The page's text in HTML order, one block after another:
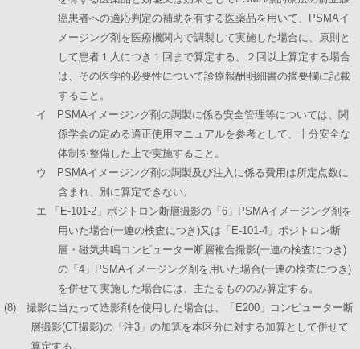
癌患者への適応判定の補助を有する医薬品を用いて、PSMAイ
メージング剤を医療機関内で調製して実施した場合に、原則と
して患者１人につき１回まで算定する。２回以上算定する場合
は、その医学的必要性について診療報酬明細書の摘要欄に記載
すること。
イ PSMAイメージング剤の調製に係る安全管理等については、関
係学会の定める適正使用マニュアルを参考として、十分安全な
体制を整備した上で実施すること。
ウ PSMAイメージング剤の調製及び注入に係る費用は所定点数に
含まれ、別に算定できない。
エ 「E-101-2」ポジトロン断層撮影の「6」PSMAイメージング剤を
用いた場合(一連の検査につき)又は「E-101-4」ポジトロン断
層・磁気共鳴コンピューター断層複合撮影(一連の検査につき)
の「4」PSMAイメージング剤を用いた場合(一連の検査につき)
を併せて実施した場合には、主たるもののみ算定する。
(8) 撮影に当たって造影剤を使用した場合は、「E200」コンピューター断
層撮影(CT撮影)の「注3」の加算を本区分に対する加算として併せて
算定する。